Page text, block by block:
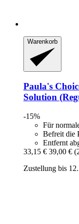
Warenkorb
Paula's
Solution
-15%
Für
Befreit die
Entfernt
33,15 € 39,00 €
Zustellung bis